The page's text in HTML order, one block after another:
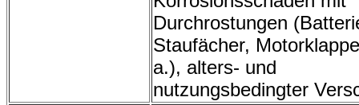
Durchrostungen
Staufächer,
a.), alters- und
nutzungsbedingter